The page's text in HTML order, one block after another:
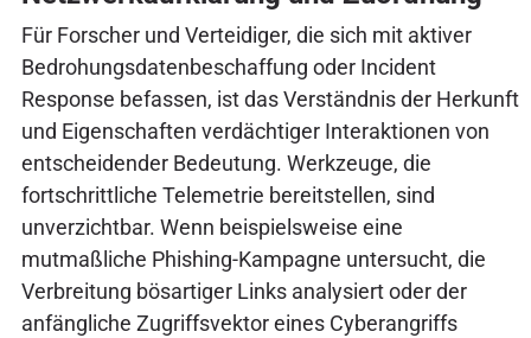
Für Forscher und Verteidiger, die sich mit aktiver
Bedrohungsdatenbeschaffung oder Incident
Response befassen, ist das Verständnis der Herkunft
und Eigenschaften verdächtiger Interaktionen von
entscheidender Bedeutung. Werkzeuge, die
fortschrittliche Telemetrie bereitstellen, sind
unverzichtbar. Wenn beispielsweise eine
mutmaßliche Phishing-Kampagne untersucht, die
Verbreitung bösartiger Links analysiert oder der
anfängliche Zugriffsvektor eines Cyberangriffs